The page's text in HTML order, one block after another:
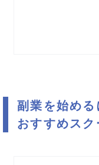
副業を始め
おすすめスク